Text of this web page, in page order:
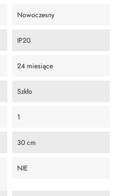
Nowoczesny
IP20
24 miesiące
Szkło
1
30 cm
NIE